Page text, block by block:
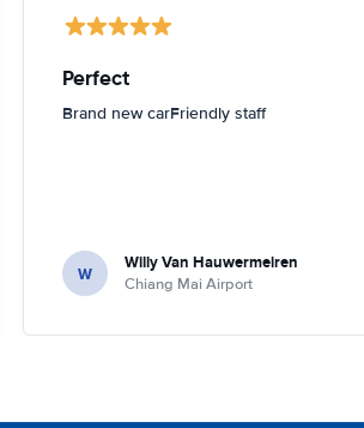
Perfect
Brand new carFriendly staff
W Willy Van Hauwermeiren
Chiang Mai Airport